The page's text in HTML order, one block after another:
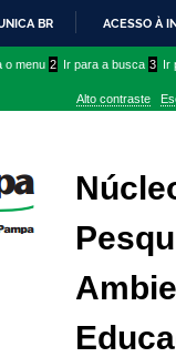
PARA
CONTEÚDO
BR ACESSO À
o menu 2 Ir para a busca 3 Ir
Alto contraste